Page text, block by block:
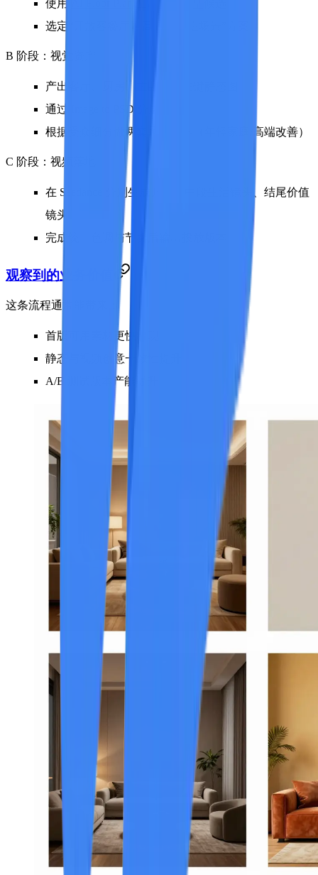
使用
选定“开放客餐厅 + 高使用率主场景”方案
B 阶段：视觉资产
产出客厅、厨房、主卧三组关键静态图
通过 Image to PSD 分层处理
根据受众细分做两套风格版本（年轻家庭/高端改善）
C 阶段：视频落地
在 Seedance 分别生成开场、中段生活镜头、结尾价值
镜头
完成统一色调与节奏后输出投放版本
观察到的业务价值
这条流程通常能带来：
首版可用素材更快出现
静态与视频创意一致性提升
A/B 测试版本产能提升